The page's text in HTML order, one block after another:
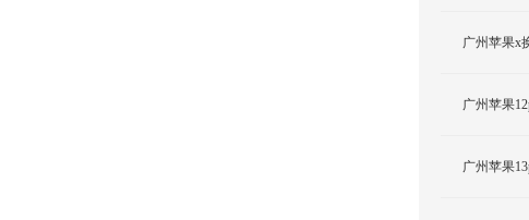
广州苹果x
广州苹果
广州苹果